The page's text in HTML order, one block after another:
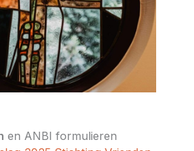
en ANBI formulieren